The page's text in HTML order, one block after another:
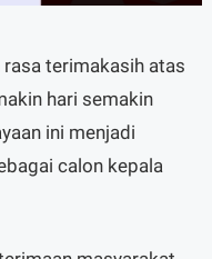
terimakasih atas
hari semakin
ini menjadi
calon kepala